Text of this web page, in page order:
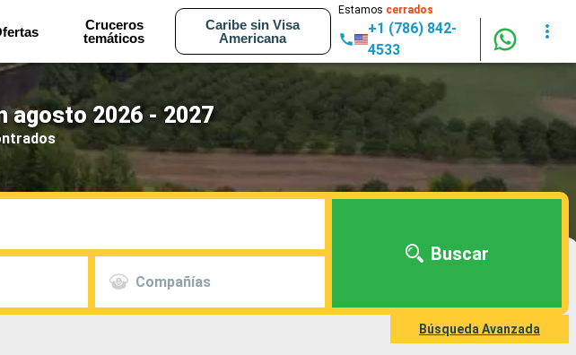
Cruceros
temáticos
Caribe sin Visa
Americana
Estamos cerrados
+1 (786) 842-
4533
agosto 2026 - 2027
Compañías
Buscar
Búsqueda Avanzada